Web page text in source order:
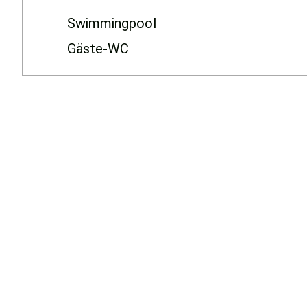
immerSwimmingpool
Gäste-WC